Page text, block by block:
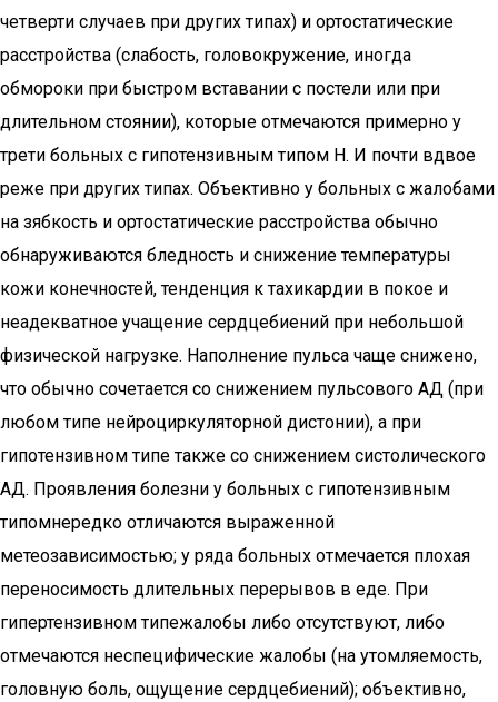
четверти случаев при других типах) и ортостатические
расстройства (слабость, головокружение, иногда
обмороки при быстром вставании с постели или при
длительном стоянии), которые отмечаются примерно у
трети больных с гипотензивным типом Н. И почти вдвое
реже при других типах. Объективно у больных с жалобами
на зябкость и ортостатические расстройства обычно
обнаруживаются бледность и снижение температуры
кожи конечностей, тенденция к тахикардии в покое и
неадекватное учащение сердцебиений при небольшой
физической нагрузке. Наполнение пульса чаще снижено,
что обычно сочетается со снижением пульсового АД (при
любом типе нейроциркуляторной дистонии), а при
гипотензивном типе также со снижением систолического
АД. Проявления болезни у больных с гипотензивным
типомнередко отличаются выраженной
метеозависимостью; у ряда больных отмечается плохая
переносимость длительных перерывов в еде. При
гипертензивном типежалобы либо отсутствуют, либо
отмечаются неспецифические жалобы (на утомляемость,
головную боль, ощущение сердцебиений); объективно,